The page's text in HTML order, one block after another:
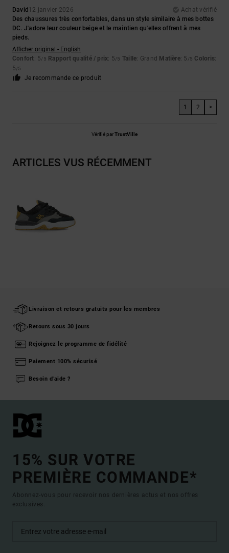
David 12 janvier 2026
Achat vérifié
Des chaussures très confortables, dans un style similaire à mes bottes
DC. J'adore leur couleur beige et le maintien qu'elles offrent à mes
pieds.
Afficher original - English
Confort: 5/5 Rapport qualité / prix: 5/5 Taille: Grand Matière: 5 /5 Coloris:
5/5
Je recommande ce produit
1 2 >
Vérifié parTrustVille
ARTICLES VUS RÉCEMMENT
Livraison et retours gratuits pour les membres
Retours sous 30 jours
Rejoignez le programme de fidélité
Paiement 100% sécurisé
Besoin d'aide ?
15% SUR VOTRE
PREMIÈRE COMMANDE*
Abonnez-vous pour recevoir nos dernières actus et nos offres
exclusives.